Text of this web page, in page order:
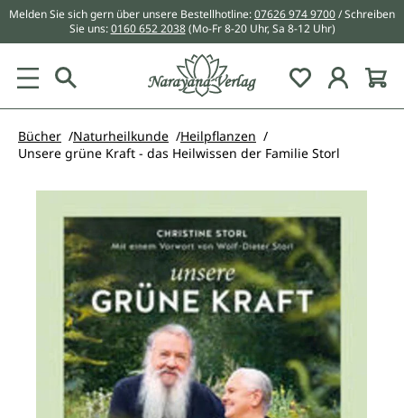
springen
Melden Sie sich gern über unsere Bestellhotline:07626 974 9700/ Schreiben
Sie uns:0160 652 2038 (Mo-Fr 8-20 Uhr, Sa 8-12 Uhr)
Du hast 0
Bücher Naturheilkunde
Heilpflanzen
Unsere grüne Kraft - das Heilwissen der Familie Storl